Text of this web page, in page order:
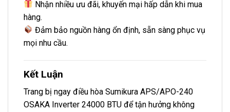
Nhận nhiều ưu đãi, khuyến mại hấp dẫn khi mua
hàng.
Đảm bảo nguồn hàng ổn định, sẵn sàng phục vụ
mọi nhu cầu.
Kết Luận
Trang bị ngay điều hòa Sumikura APS/APO-240
OSAKA Inverter 24000 BTU để tận hưởng không